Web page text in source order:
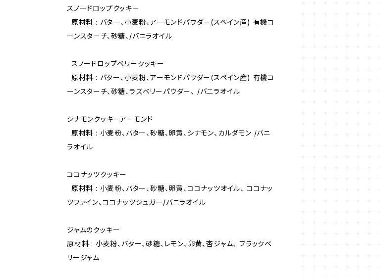
スノードロップクッキー
原材料 : バター、小麦粉、アーモンドパウダー(スペイン産) 有機コ
ーンスターチ、砂糖、/バニラオイル
スノードロップベリークッキー
原材料 : バター、小麦粉、アーモンドパウダー(スペイン産) 有機コ
ーンスターチ、砂糖、ラズベリーパウダー、 /バニラオイル
シナモンクッキーアーモンド
原材料 : 小麦粉、バター、砂糖、卵黄、シナモン、カルダモン /バニ
ラオイル
ココナッツクッキー
原材料 : 小麦粉、バター、砂糖、卵黄、ココナッツオイル、 ココナッ
ツファイン、ココナッツシュガー/バニラオイル
ジャムのクッキー
原材料 : 小麦粉、バター、砂糖、レモン、卵黄、杏ジャム、 ブラックベ
リージャム